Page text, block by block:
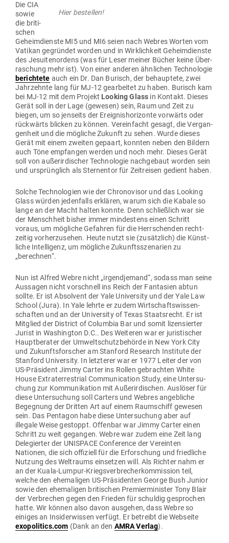
Hier bestellen!
Die CIA
sowie
die bri­ti­
schen
Geheim­dienste MI5 und MI6 seien nach Webres Worten vom
Vatikan gegründet worden und in Wirk­lichkeit Geheim­dienste
des Jesui­ten­ordens (was für Leser meiner Bücher keine Über­
ra­schung mehr ist). Von einer anderen ähn­lichen Tech­no­logie
berichtete auch ein Dr. Dan Burisch, der behauptete, zwei
Jahr­zehnte lang für MJ-12 gear­beitet zu haben. Burisch kam
bei MJ-12 mit dem Projekt Looking Glass in Kontakt. Dieses
Gerät soll in der Lage (gewesen) sein, Raum und Zeit zu
biegen, um so jen­seits der Ereig­nis­ho­ri­zonte vor­wärts oder
rück­wärts blicken zu können. Ver­ein­facht gesagt, die Ver­gan­
genheit und die mög­liche Zukunft zu sehen. Wurde dieses
Gerät mit einem zweiten gepaart, konnten neben den Bildern
auch Töne emp­fangen werden und noch mehr. Dieses Gerät
soll von außer­ir­di­scher Tech­no­logie nach­gebaut worden sein
und ursprünglich als Ster­nentor für Zeit­reisen gedient haben.
Solche Tech­no­logien wie der Chro­no­visor und das Looking
Glass würden jeden­falls erklären, warum sich die Kabale so
lange an der Macht halten konnte. Denn schließlich war sie
der Menschheit bisher immer min­destens einen Schritt
voraus, um mög­liche Gefahren für die Herr­schenden recht­
zeitig vor­her­zu­sehen. Heute nutzt sie (zusätzlich) die Künst­
liche Intel­ligenz, um mög­liche Zukunfts­sze­narien zu
„berechnen“.
Nun ist Alfred Webre nicht „irgend­jemand“, sodass man seine
Aus­sagen nicht vor­schnell ins Reich der Fan­tasien abtun
sollte. Er ist Absolvent der Yale Uni­versity und der Yale Law
School (Jura). In Yale lehrte er zudem Wirt­schafts­wis­sen­
schaften und an der Uni­versity of Texas Staats­recht. Er ist
Mit­glied der Dis­trict of Columbia Bar und somit lizen­sierter
Jurist in Washington D.C.. Des Wei­teren war er juris­ti­scher
Haupt­be­rater der Umwelt­schutz­be­hörde in New York City
und Zukunfts­for­scher am Stanford Research Institute der
Stanford Uni­versity. In letz­terer war er 1977 Leiter der von
US-Prä­sident Jimmy Carter ins Rollen gebrachten White
House Extra­ter­restrial Com­mu­ni­cation Study, eine Unter­su­
chung zur Kom­mu­ni­kation mit Außer­ir­di­schen. Aus­löser für
diese Unter­su­chung soll Carters und Webres angeb­liche
Begegnung der Dritten Art auf einem Raum­schiff gewesen
sein. Das Pen­tagon habe diese Unter­su­chung aber auf
illegale Weise gestoppt. Offenbar war Jimmy Carter einen
Schritt zu weit gegangen. Webre war zudem eine Zeit lang
Dele­gierter der UNISPACE Con­fe­rence der Ver­einten
Nationen, die sich offi­ziell für die Erfor­schung und fried­liche
Nutzung des Welt­raums ein­setzen will. Als Richter nahm er
an der Kuala-Lumpur-Kriegs­ver­bre­cher­kom­mission teil,
welche den ehe­ma­ligen US-Prä­si­denten George Bush Junior
sowie den ehe­ma­ligen bri­ti­schen Pre­mier­mi­nister Tony Blair
der Ver­brechen gegen den Frieden für schuldig gesprochen
hatte. Wir können also davon aus­gehen, dass Webre so
einiges an Insi­der­wissen verfügt. Er betreibt die Web­seite
exopolitics.com (Dank an den AMRA Verlag).